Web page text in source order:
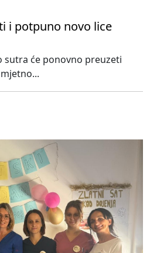
i potpuno novo lice
sutra će ponovno preuzeti